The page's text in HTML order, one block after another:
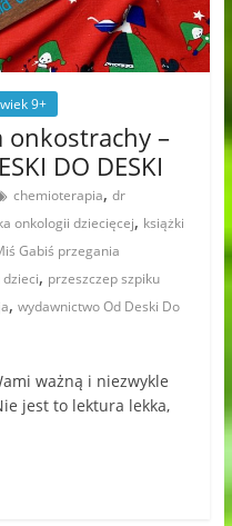
wiek 9+
onkostrachy –
DO DESKI
chemioterapia, dr
onkologii dziecięcej, książki
Gabiś przegania
, przeszczep szpiku
, wydawnictwo Od Deski Do
ważną i niezwykle
jest to lektura lekka,